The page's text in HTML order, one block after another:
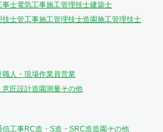
事士電気工事施工管理技士建築士
技士管工事施工管理技士造園施工管理技士
職人・現場作業員営業
意匠設計造園測量その他
信工事RC造・S造・SRC造造園 その他